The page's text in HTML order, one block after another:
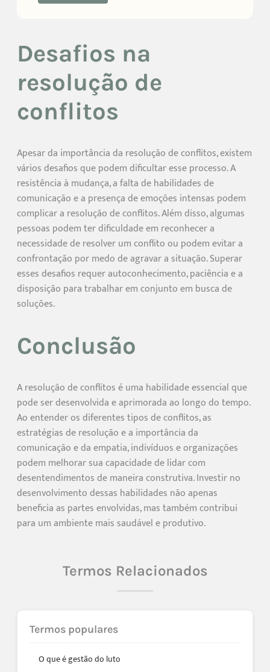
Desafios na
resolução de
conflitos
Apesar da importância da resolução de conflitos, existem
vários desafios que podem dificultar esse processo. A
resistência à mudança, a falta de habilidades de
comunicação e a presença de emoções intensas podem
complicar a resolução de conflitos. Além disso, algumas
pessoas podem ter dificuldade em reconhecer a
necessidade de resolver um conflito ou podem evitar a
confrontação por medo de agravar a situação. Superar
esses desafios requer autoconhecimento, paciência e a
disposição para trabalhar em conjunto em busca de
soluções.
Conclusão
A resolução de conflitos é uma habilidade essencial que
pode ser desenvolvida e aprimorada ao longo do tempo.
Ao entender os diferentes tipos de conflitos, as
estratégias de resolução e a importância da
comunicação e da empatia, indivíduos e organizações
podem melhorar sua capacidade de lidar com
desentendimentos de maneira construtiva. Investir no
desenvolvimento dessas habilidades não apenas
beneficia as partes envolvidas, mas também contribui
para um ambiente mais saudável e produtivo.
Termos Relacionados
Termos populares
O que é gestão do luto